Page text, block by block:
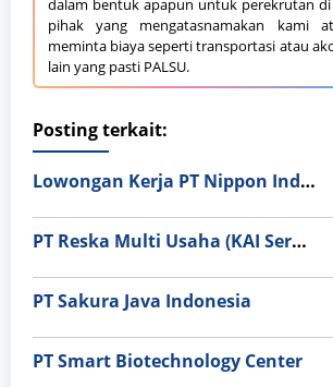
dalam bentuk apapun untuk perekrutan
pihak yang mengatasnamakan kami
meminta biaya seperti transportasi atau
lain yang pasti PALSU.
Posting terkait:
Lowongan Kerja PT Nippon Indosari Corpindo Tbk. Bulan Agustus 2026
PT Reska Multi Usaha (KAI Services)
PT Sakura Java Indonesia
PT Smart Biotechnology Center